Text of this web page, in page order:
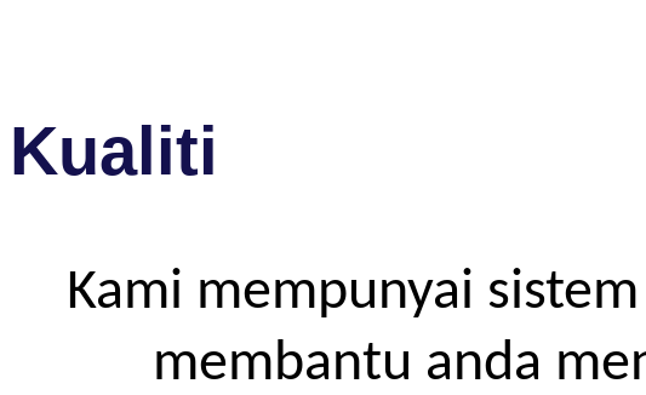
Kualiti
Kami mempunyai
membantu anda